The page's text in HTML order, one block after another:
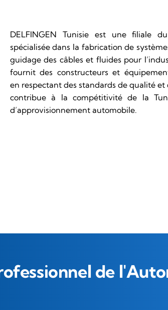
DELFINGEN Tunisie est une filiale
spécialisée dans la fabrication de
guidage des câbles et fluides pour
fournit des constructeurs et
en respectant des standards de qualité et
contribue à la compétitivité de la
d’approvisionnement automobile.
de